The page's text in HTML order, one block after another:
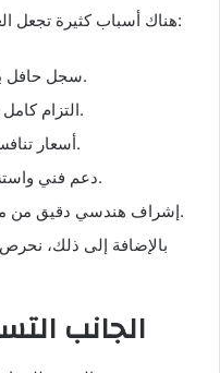
هناك أسباب كثيرة تجعل العملاء يختارون شركتنا دون تردد، ومنها:
سجل حافل بالمشاريع الناجحة داخل المملكة.
التزام كامل بمواعيد التسليم والجودة العالية.
أسعار تنافسية مدروسة تلائم حجم المشروع.
دعم فني واستشاري متواصل قبل وأثناء التنفيذ.
إشراف هندسي دقيق من مهندسين معتمدين في كل مرحلة.
بالإضافة إلى ذلك،
الجانب